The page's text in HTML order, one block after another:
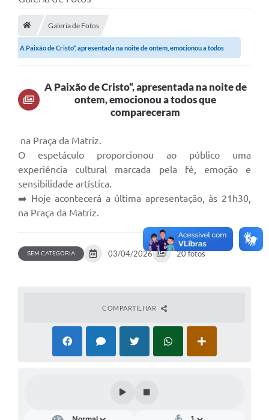
Telefones Úteis
Estrutura Administrativa
Galeria de Vídeos
Galeria de Fotos
A Paixão de Cristo“, apresentada na noite de ontem, emocionou a todos
A Paixão de Cristo“, apresentada na noite de
ontem, emocionou a todos que
compareceram
na Praça da Matriz.
O espetáculo proporcionou ao público uma
experiência cultural marcada pela fé, emoção e
sensibilidade artística.
➡️ Hoje acontecerá a última apresentação, às 21h30,
na Praça da Matriz.
SEM CATEGORIA 03/04/2026 20 fotos
COMPARTILHAR